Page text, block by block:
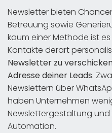
Newsletter bieten
Betreuung sowie
kaum einer Methode ist
Kontakte derart
Newsletter zu
Adresse deiner Leads.
Newslettern über
haben Unternehmen
Newslettergestaltung und
Automation.